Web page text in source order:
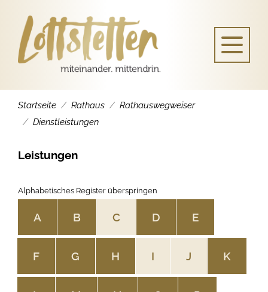
Startseite Rathaus
Rathauswegweiser
Dienstleistungen
Leistungen
Alphabetisches Register überspringen
A B C D E
F G H I J K